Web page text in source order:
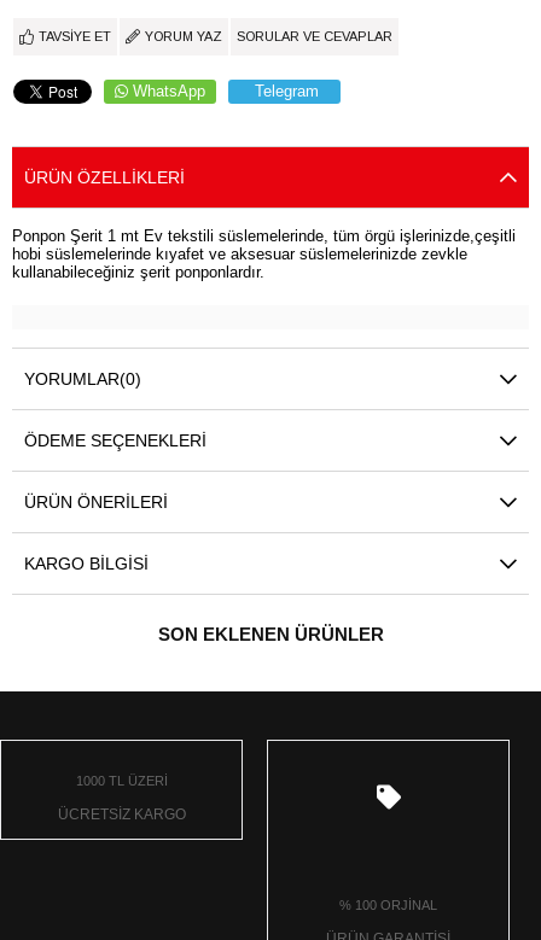
TAVSIYE ET YORUM YAZ SORULAR VE CEVAPLAR
WhatsApp Telegram
ÜRÜN ÖZELLIKLERI
Ponpon Şerit 1 mt Ev tekstili süslemelerinde, tüm örgü işlerinizde,çeşitli
hobi süslemelerinde kıyafet ve aksesuar süslemelerinizde zevkle
kullanabileceğiniz şerit ponponlardır.
YORUMLAR(0)
ÖDEME SEÇENEKLERI
ÜRÜN ÖNERILERI
KARGO BILGISI
SON EKLENEN ÜRÜNLER
1000 TL ÜZERİ
ÜCRETSİZ KARGO
% 100 ORJİNAL